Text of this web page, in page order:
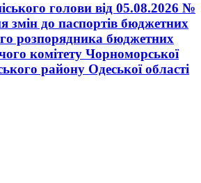
голови від 05.08.2026 №
змін до паспортів бюджетних
розпорядника бюджетних
комітету Чорноморської
району Одеської області